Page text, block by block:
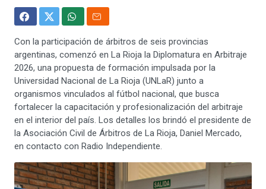
Con la participación de árbitros de seis provincias
argentinas, comenzó en La Rioja la Diplomatura en Arbitraje
2026, una propuesta de formación impulsada por la
Universidad Nacional de La Rioja (UNLaR) junto a
organismos vinculados al fútbol nacional, que busca
fortalecer la capacitación y profesionalización del arbitraje
en el interior del país. Los detalles los brindó el presidente de
la Asociación Civil de Árbitros de La Rioja, Daniel Mercado,
en contacto con Radio Independiente.